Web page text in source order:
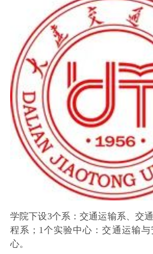
学院下设3个系：交通运输系、交
程系；1个实验中心：交通运输
心。